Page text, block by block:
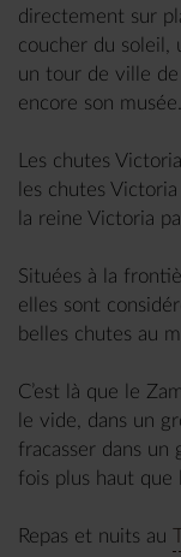
directement sur
coucher du soleil,
un tour de ville
encore son
Les chutes
les chutes
la reine Victoria
Situées à la
elles sont
belles chutes au
C’est là que le
le vide, dans un
fracasser dans
fois plus haut que
Repas et nuits au